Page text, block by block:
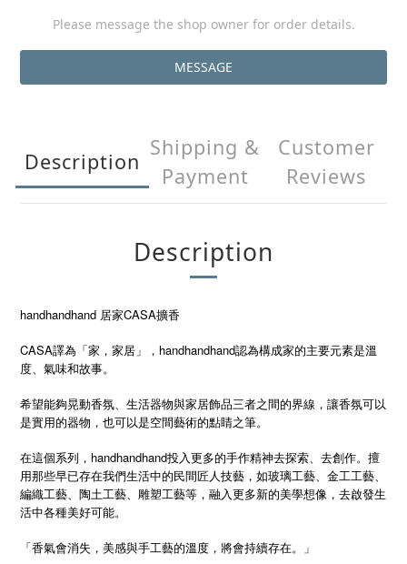
Please message the shop owner for order details.
MESSAGE
Description
Shipping &
Payment
Customer
Reviews
Description
handhandhand 居家CASA擴香
CASA譯為「家，家居」，handhandhand認為構成家的主要元素是溫
度、氣味和故事。
希望能夠晃動香氛、生活器物與家居飾品三者之間的界線，讓香氛可以
是實用的器物，也可以是空間藝術的點睛之筆。
在這個系列，handhandhand投入更多的手作精神去探索、去創作。擅
用那些早已存在我們生活中的民間匠人技藝，如玻璃工藝、金工工藝、
編織工藝、陶土工藝、雕塑工藝等，融入更多新的美學想像，去啟發生
活中各種美好可能。
「香氣會消失，美感與手工藝的溫度，將會持續存在。」